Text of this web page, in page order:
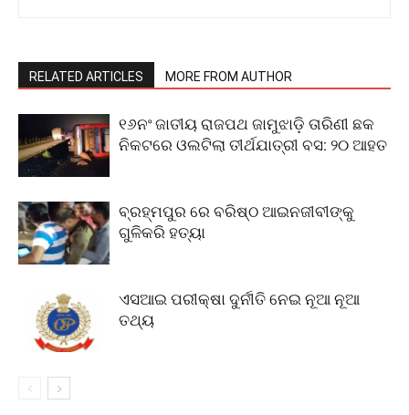
RELATED ARTICLES MORE FROM AUTHOR
୧୬ନଂ ଜାତୀୟ ରାଜପଥ ଜାମୁଝାଡ଼ି ତାରିଣୀ ଛକ
ନିକଟରେ ଓଲଟିଲା ତୀର୍ଥଯାତ୍ରୀ ବସ: ୨୦ ଆହତ
ବ୍ରହ୍ମପୁର ରେ ବରିଷ୍ଠ ଆଇନଜୀବୀଙ୍କୁ
ଗୁଳିକରି ହତ୍ୟା
ଏସଆଇ ପରୀକ୍ଷା ଦୁର୍ନୀତି ନେଇ ନୂଆ ନୂଆ
ତଥ୍ୟ